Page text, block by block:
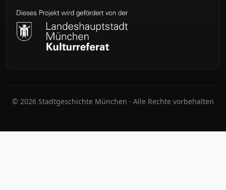
© 2026 Stadtgeschichte München · Alle Rechte vorbehalten